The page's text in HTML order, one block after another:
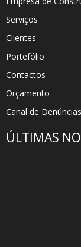
Serviços
Clientes
Portefólio
Contactos
Orçamento
Canal de Denúncias
ÚLTIMAS